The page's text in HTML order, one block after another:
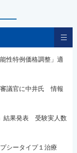
性特例価格調整」適
議官に中井氏 情報
結果発表 受験実人数
シータイプ１治療